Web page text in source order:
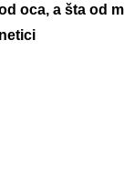
oca, a šta od